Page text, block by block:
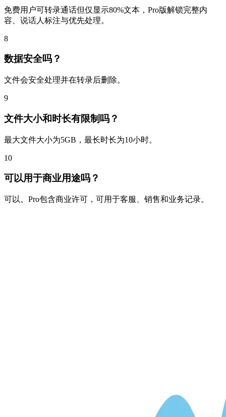
免费用户可转录通话但仅显示80%文本，Pro版解锁完整内
容、说话人标注与优先处理。
8
数据安全吗？
文件会安全处理并在转录后删除。
9
文件大小和时长有限制吗？
最大文件大小为5GB，最长时长为10小时。
10
可以用于商业用途吗？
可以。Pro包含商业许可，可用于客服、销售和业务记录。